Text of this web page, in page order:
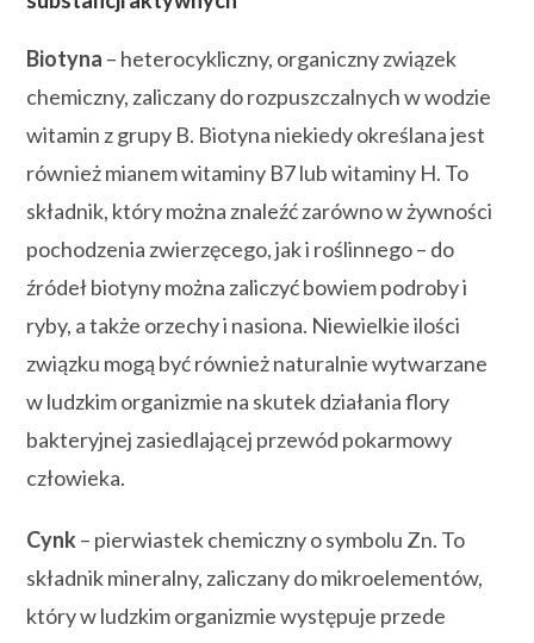
Biotyna – heterocykliczny, organiczny związek
chemiczny, zaliczany do rozpuszczalnych w wodzie
witamin z grupy B. Biotyna niekiedy określana jest
również mianem witaminy B7 lub witaminy H. To
składnik, który można znaleźć zarówno w żywności
pochodzenia zwierzęcego, jak i roślinnego – do
źródeł biotyny można zaliczyć bowiem podroby i
ryby, a także orzechy i nasiona. Niewielkie ilości
związku mogą być również naturalnie wytwarzane
w ludzkim organizmie na skutek działania flory
bakteryjnej zasiedlającej przewód pokarmowy
człowieka.
Cynk– pierwiastek chemiczny o symbolu Zn. To
składnik mineralny, zaliczany do mikroelementów,
który w ludzkim organizmie występuje przede